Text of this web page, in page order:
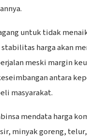
untuk tidak
harga akan
meski margin
antara
masyarakat.
mendata harga
minyak goreng,